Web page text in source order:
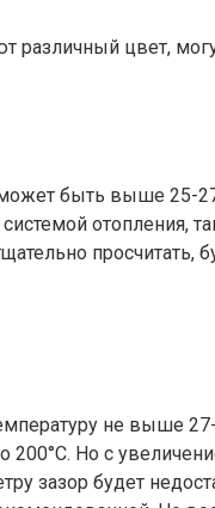
различный цвет,
быть выше
отопления,
просчитать,
не выше
Но с
зазор будет